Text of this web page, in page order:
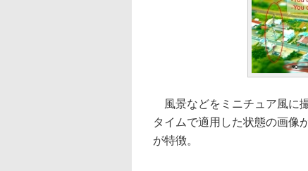
風景などをミニチュア風に
タイムで適用した状態の画像
が特徴。